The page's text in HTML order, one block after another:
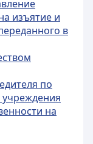
изъятие и
в
по
учреждения
на